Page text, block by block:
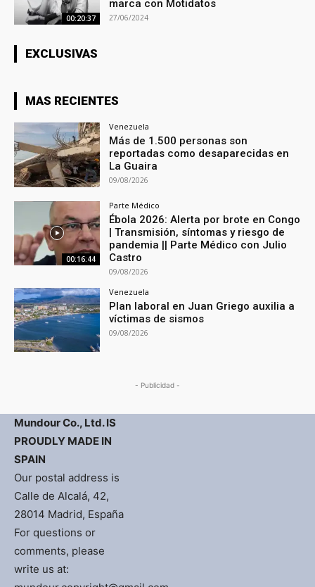
00:20:37
marca con Motidatos
27/06/2024
EXCLUSIVAS
MAS RECIENTES
Venezuela
Más de 1.500 personas son
reportadas como desaparecidas en
La Guaira
09/08/2026
00:16:44
Parte Médico
Ébola 2026: Alerta por brote en Congo
| Transmisión, síntomas y riesgo de
pandemia || Parte Médico con Julio
Castro
09/08/2026
Venezuela
Plan laboral en Juan Griego auxilia a
víctimas de sismos
09/08/2026
- Publicidad -
Mundour Co., Ltd. IS
PROUDLY MADE IN
SPAIN
Our postal address is
Calle de Alcalá, 42,
28014 Madrid, España
For questions or
comments, please
write us at: